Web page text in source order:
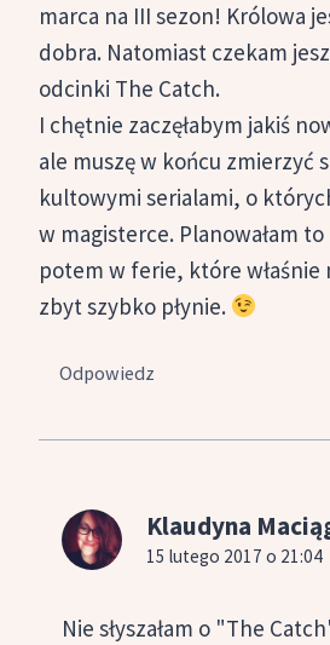
marca na III sezon! Królowa
dobra. Natomiast czekam
odcinki The Catch.
I chętnie zaczęłabym jakiś
ale muszę w końcu zmierzyć
kultowymi serialami, o
w magisterce. Planowałam
potem w ferie, które
zbyt szybko płynie.
Odpowiedz
Klaudyna
15 lutego 2017 o 21:04
Nie słyszałam o "The